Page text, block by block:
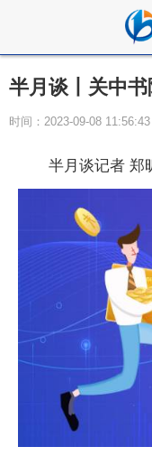
半月谈丨关中
时间：2023-09-08
半月谈记者 郑